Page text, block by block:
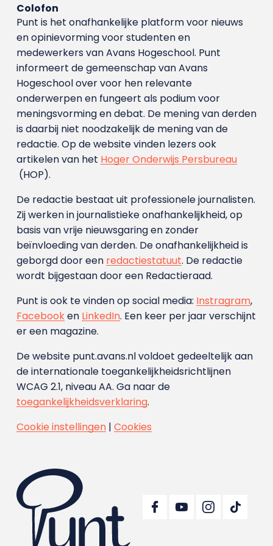
Colofon
Punt is het onafhankelijke platform voor nieuws
en opinievorming voor studenten en
medewerkers van Avans Hoge­school. Punt
informeert de gemeenschap van Avans
Hogeschool over voor hen relevante
onderwerpen en fungeert als podium voor
meningsvorming en debat. De mening van derden
is daarbij niet noodzakelijk de mening van de
redactie. Op de website vinden lezers ook
artikelen van het Hoger Onderwijs Persbureau
(HOP).
De redactie bestaat uit professionele journalisten.
Zij werken in journalistieke onafhankelijkheid, op
basis van vrije nieuwsgaring en zonder
beïnvloeding van derden. De onafhankelijkheid is
geborgd door een redactiestatuut. De redactie
wordt bijgestaan door een Redactieraad.
Punt is ook te vinden op social media: Instragram,
Facebooken LinkedIn. Een keer per jaar verschijnt
er een magazine.
De website punt.avans.nl voldoet gedeeltelijk aan
de internationale toegankelijkheidsrichtlijnen
WCAG 2.1, niveau AA. Ga naar de
toegankelijkheidsverklaring.
Cookie instellingen| Cookies